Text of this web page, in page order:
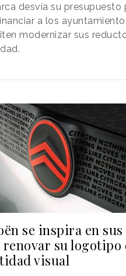
desvía su presupuesto
a los
modernizar sus
se inspira en sus
su logotipo
visual